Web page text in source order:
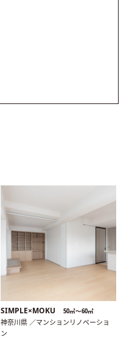
SIMPLE×MOKU 50㎡〜60㎡
神奈川県 ／マンションリノベーショ
ン